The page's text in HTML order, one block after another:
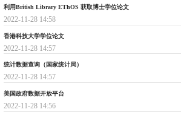
利用British Library EThOS 获取博士学位论文
2022-11-28 14:58
香港科技大学学位论文
2022-11-28 14:57
统计数据查询（国家统计局）
2022-11-28 14:57
美国政府数据开放平台
2022-11-28 14:56